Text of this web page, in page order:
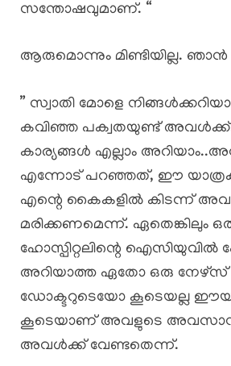
സന്തോഷവുമാണ്. “
ആരുമൊന്നും മിണ്ടിയില്ല.
” സ്വാതി മോളെ
കവിഞ്ഞ പക്വതയുണ്ട്
കാര്യങ്ങൾ എല്ലാം
എന്നോട് പറഞ്ഞത്, ഈ
എന്റെ കൈകളിൽ കിടന്ന്
മരിക്കണമെന്ന്. ഏതെങ്കിലും
ഹോസ്പിറ്റലിന്റെ ഐസിയുവിൽ
അറിയാത്ത ഏതോ ഒരു നേഴ്സ്
ഡോക്ടറുടെയോ കൂടെയല്ല
കൂടെയാണ് അവളുടെ
അവൾക്ക് വേണ്ടതെന്ന്.